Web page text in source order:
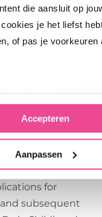
die aansluit op
je het liefst
of pas je voorkeuren
Accepteren
Aanpassen
UK, and the
International
of
for child-
environmental
& Miles, G.
interaction in
for
subsequent